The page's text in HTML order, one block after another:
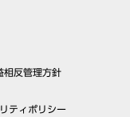
相反管理方針
ティポリシー